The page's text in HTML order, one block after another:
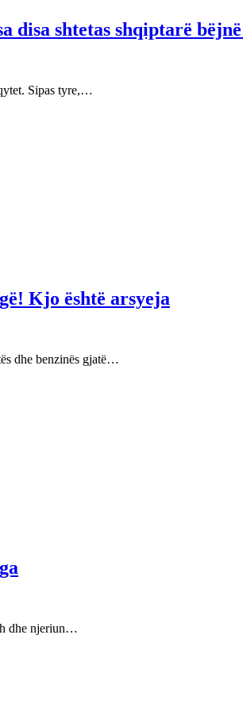
disa shtetas shqiptarë
Sipas tyre,…
Kjo është arsyeja
dhe benzinës gjatë…
dhe njeriun…